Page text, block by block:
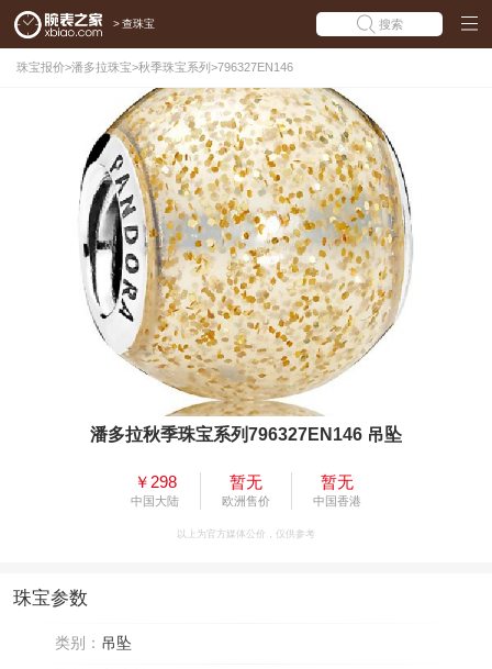
> 查珠宝 搜索
珠宝报价>潘多拉珠宝>秋季珠宝系列 >796327EN146
潘多拉秋季珠宝系列796327EN146 吊坠
￥298
中国大陆
暂无
欧洲售价
暂无
中国香港
以上为官方媒体公价，仅供参考
珠宝参数
类别： 吊坠